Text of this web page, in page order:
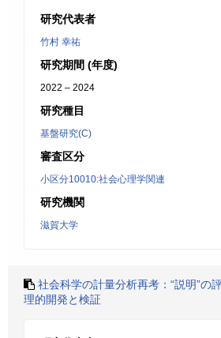
研究代表者
竹村 幸祐
研究期間 (年度)
2022 – 2024
研究種目
基盤研究(C)
審査区分
小区分10010:社会心理学関連
研究機関
滋賀大学
社会科学の計量分析再考：“説明”の
理的開発と検証